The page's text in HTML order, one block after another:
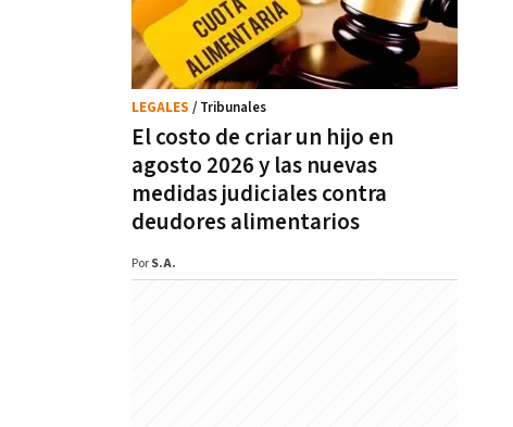
El costo de criar un hijo en
agosto 2026 y las nuevas
medidas judiciales contra
deudores alimentarios
LEGALES / Tribunales
Por S.A.